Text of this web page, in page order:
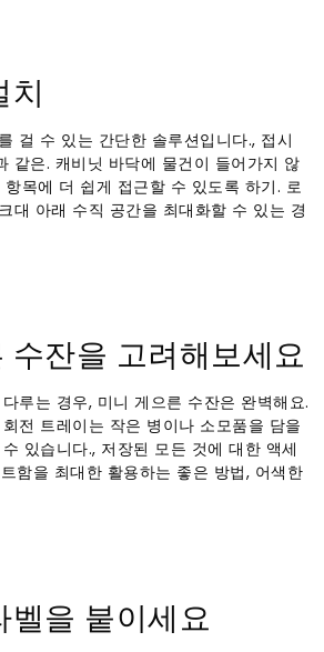
치
걸 수 있는 간단한 솔루션입니다., 접시
같은. 캐비닛 바닥에 물건이 들어가지 않
목에 더 쉽게 접근할 수 있도록 하기. 로
대 아래 수직 공간을 최대화할 수 있는 경
수잔을 고려해보세요
루는 경우, 미니 게으른 수잔은 완벽해요.
전 트레이는 작은 병이나 소모품을 담을
있습니다., 저장된 모든 것에 대한 액세
함을 최대한 활용하는 좋은 방법, 어색한
벨을 붙이세요